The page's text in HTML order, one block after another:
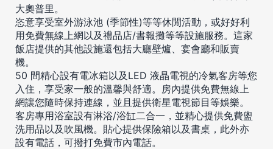
大奧普里。
恣意享受室外游泳池 (季節性)等等休閒活動，或好好利
用免費無線上網以及禮品店/書報攤等等設施服務。這家
飯店提供的其他設施還包括大廳壁爐、宴會廳和販賣
機。
50 間精心設有電冰箱以及LED 液晶電視的冷氣客房等您
入住，享受家一般的溫馨與舒適。房內提供免費無線上
網讓您隨時保持連線，並且提供衛星電視節目等娛樂。
客房專用浴室設有淋浴/浴缸二合一，並精心提供免費盥
洗用品以及吹風機。貼心提供保險箱以及書桌，此外亦
設有電話，可撥打免費市內電話。